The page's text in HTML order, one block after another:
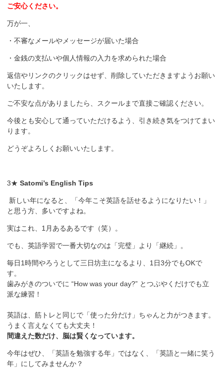
ご安心ください。
万が一、
・不審なメールやメッセージが届いた場合
・金銭の支払いや個人情報の入力を求められた場合
返信やリンクのクリックはせず、削除していただきますようお願い
いたします。
ご不安な点がありましたら、スクールまで直接ご確認ください。
今後とも安心して通っていただけるよう、引き続き気をつけてまい
ります。
どうぞよろしくお願いいたします。
3★ Satomi’s English Tips
新しい年になると、「今年こそ英語を話せるようになりたい！」
と思う方、多いですよね。
実はこれ、1月あるあるです（笑）。
でも、英語学習で一番大切なのは「完璧」より「継続」。
毎日1時間やろうとして三日坊主になるより、1日3分でもOKで
す。
歯みがきのついでに “How was your day?” とつぶやくだけでも立
派な練習！
英語は、筋トレと同じで「使った分だけ」ちゃんと力がつきます。
うまく言えなくても大丈夫！
間違えた数だけ、脳は賢くなっています。
今年はぜひ、「英語を勉強する年」ではなく、「英語と一緒に笑う
年」にしてみませんか？